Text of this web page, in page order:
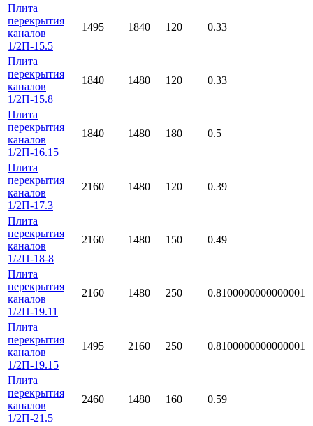
Плита
перекрытия
каналов
1/2П-15.5
1495 1840 120 0.33
Плита
перекрытия
каналов
1/2П-15.8
1840 1480 120 0.33
Плита
перекрытия
каналов
1/2П-16.15
1840 1480 180 0.5
Плита
перекрытия
каналов
1/2П-17.3
2160 1480 120 0.39
Плита
перекрытия
каналов
1/2П-18-8
2160 1480 150 0.49
Плита
перекрытия
каналов
1/2П-19.11
2160 1480 250 0.8100000000000001
Плита
перекрытия
каналов
1/2П-19.15
1495 2160 250 0.8100000000000001
Плита
перекрытия
каналов
1/2П-21.5
2460 1480 160 0.59